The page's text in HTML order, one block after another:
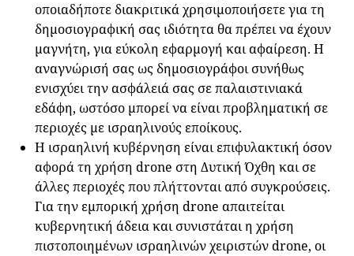
οποιαδήποτε διακριτικά χρησιμοποιήσετε για τη
δημοσιογραφική σας ιδιότητα θα πρέπει να έχουν
μαγνήτη, για εύκολη εφαρμογή και αφαίρεση. Η
αναγνώρισή σας ως δημοσιογράφοι συνήθως
ενισχύει την ασφάλειά σας σε παλαιστινιακά
εδάφη, ωστόσο μπορεί να είναι προβληματική σε
περιοχές με ισραηλινούς εποίκους.
Η ισραηλινή κυβέρνηση είναι επιφυλακτική όσον
αφορά τη χρήση drone στη Δυτική Όχθη και σε
άλλες περιοχές που πλήττονται από συγκρούσεις.
Για την εμπορική χρήση drone απαιτείται
κυβερνητική άδεια και συνιστάται η χρήση
πιστοποιημένων ισραηλινών χειριστών drone, οι